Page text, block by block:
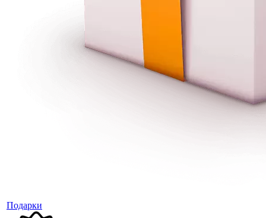
Подарки